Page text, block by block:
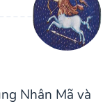
Nhân Mã và